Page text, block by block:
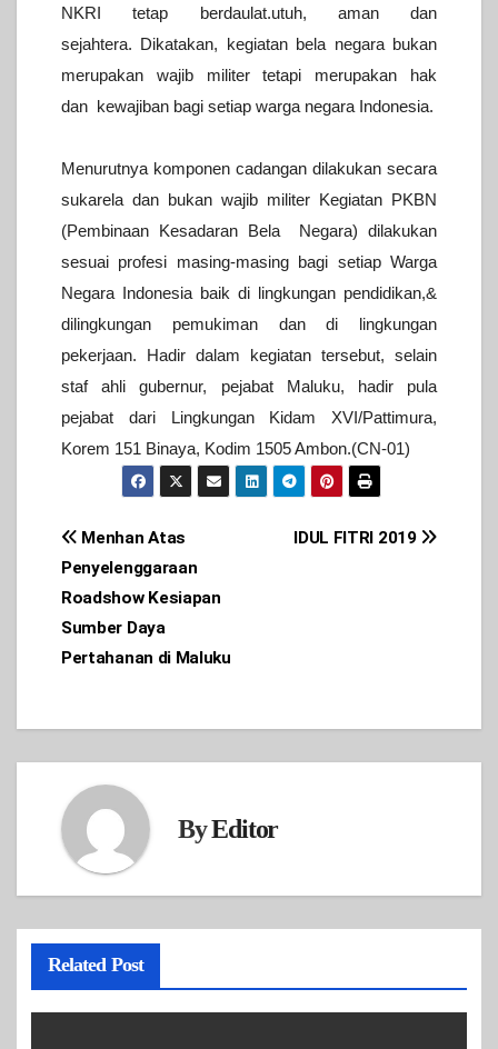
NKRI tetap berdaulat.utuh, aman dan
sejahtera. Dikatakan, kegiatan bela negara bukan
merupakan wajib militer tetapi merupakan hak
dan kewajiban bagi setiap warga negara Indonesia.
Menurutnya komponen cadangan dilakukan secara
sukarela dan bukan wajib militer Kegiatan PKBN
(Pembinaan Kesadaran Bela Negara) dilakukan
sesuai profesi masing-masing bagi setiap Warga
Negara Indonesia baik di lingkungan pendidikan,&
dilingkungan pemukiman dan di lingkungan
pekerjaan. Hadir dalam kegiatan tersebut, selain
staf ahli gubernur, pejabat Maluku, hadir pula
pejabat dari Lingkungan Kidam XVI/Pattimura,
Korem 151 Binaya, Kodim 1505 Ambon.(CN-01)
Post
navigation
IDUL FITRI 2019
Menhan Atas
Penyelenggaraan
Roadshow Kesiapan
Sumber Daya
Pertahanan di Maluku
ByEditor
Related Post